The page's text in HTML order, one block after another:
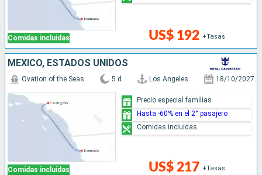
Comidas incluidas US$ 192 +Tasas
MÉXICO, ESTADOS UNIDOS
Comidas incluidas
Ovation of the Seas 5 d Los Angeles 18/10/2027
US$ 217 +Tasas
Precio especial familias
Hasta -60% en el 2° pasajero
Comidas incluidas